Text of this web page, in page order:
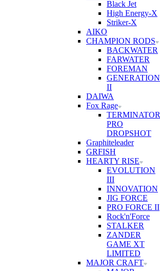
Black Jet
High Energy-X
Striker-X
AIKO
CHAMPION RODS
BACKWATER
FARWATER
FOREMAN
GENERATION
II
DAIWA
Fox Rage
TERMINATOR
PRO
DROPSHOT
Graphiteleader
GRFISH
HEARTY RISE
EVOLUTION
III
INNOVATION
JIG FORCE
PRO FORCE II
Rock'n'Force
STALKER
ZANDER
GAME XT
LIMITED
MAJOR CRAFT